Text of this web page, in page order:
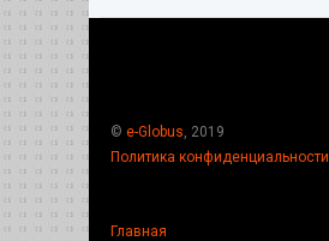
© e-Globus , 2019
Политика конфиденциальности
Главная